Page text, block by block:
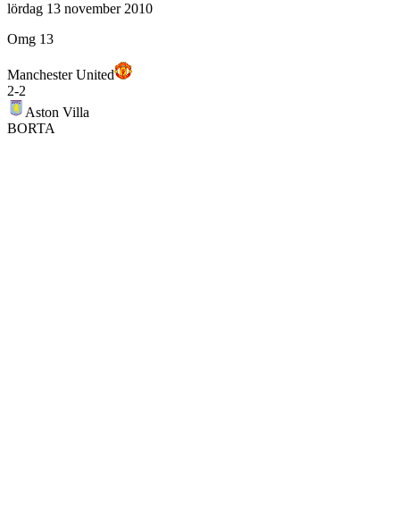
lördag 13 november 2010
Omg 13
Manchester United
2-2
Aston Villa
BORTA